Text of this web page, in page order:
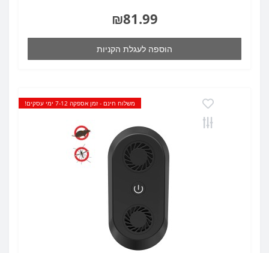
₪81.99
הוספה לעגלת הקניות
משלוח חינם - זמן אספקה 7-12 ימי עסקים!